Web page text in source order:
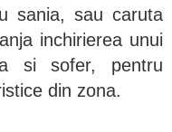
sania, sau caruta
inchirierea unui
si sofer, pentru
din zona.